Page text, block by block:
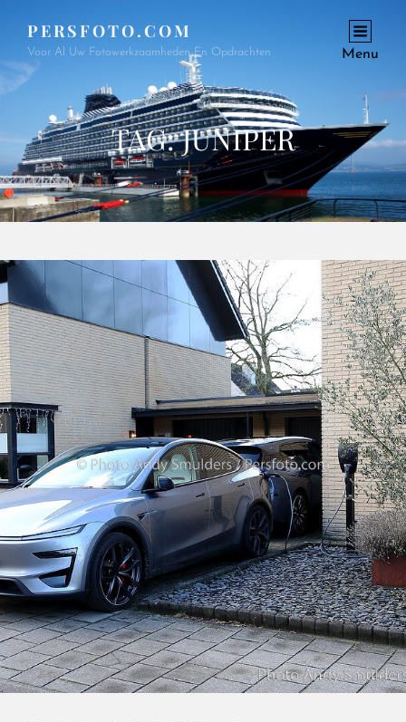
PERSFOTO.COM
Voor Al Uw Fotowerkzaamheden En Opdrachten Menu
TAG:JUNIPER